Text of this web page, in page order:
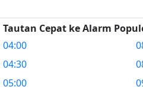
Tautan Cepat ke Alarm
04:00
04:30
05:00